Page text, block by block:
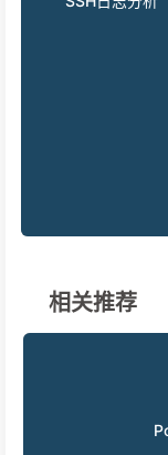
相关推荐